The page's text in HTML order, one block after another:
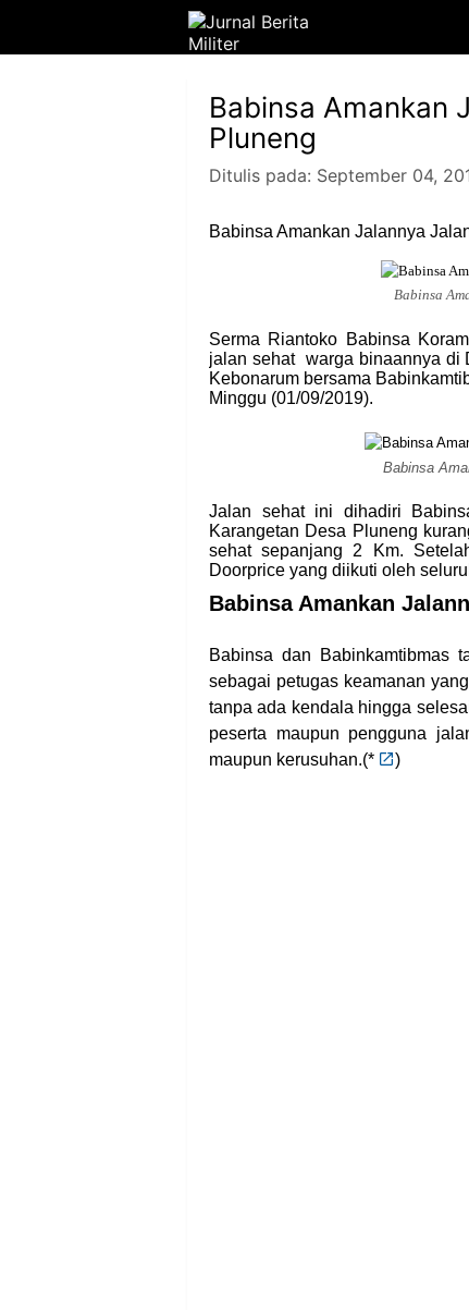
Babinsa Amankan
Pluneng
Ditulis pada: September 04,
Babinsa Amankan Jalannya
Babinsa
Serma Riantoko Babinsa
jalan sehat warga binaannya di
Kebonarum bersama
Minggu (01/09/2019).
Babinsa
Jalan sehat ini dihadiri
Karangetan Desa Pluneng
sehat sepanjang 2 Km.
Doorprice yang diikuti oleh
Babinsa Amankan
Babinsa dan Babinkamtibmas
sebagai petugas keamanan
tanpa ada kendala hingga
peserta maupun pengguna
maupun kerusuhan.(* )